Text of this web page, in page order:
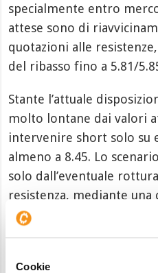
Cookie
specialmente entro
attese sono di
quotazioni alle
del ribasso fino a 5.81/
Stante l’attuale
molto lontane dai valori
intervenire short solo su
almeno a 8.45. Lo
solo dall’eventuale
resistenza, mediante una
minuti superiore a 10.43.